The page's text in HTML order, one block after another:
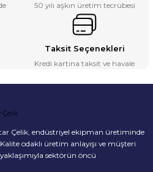
50 yılı aşkın üretim tecrübesi
Taksit Seçenekleri
Kredi kartına taksit ve havale
Çelik, endüstriyel ekipman üretiminde
odaklı üretim anlayışı ve müşteri
sektörün öncü